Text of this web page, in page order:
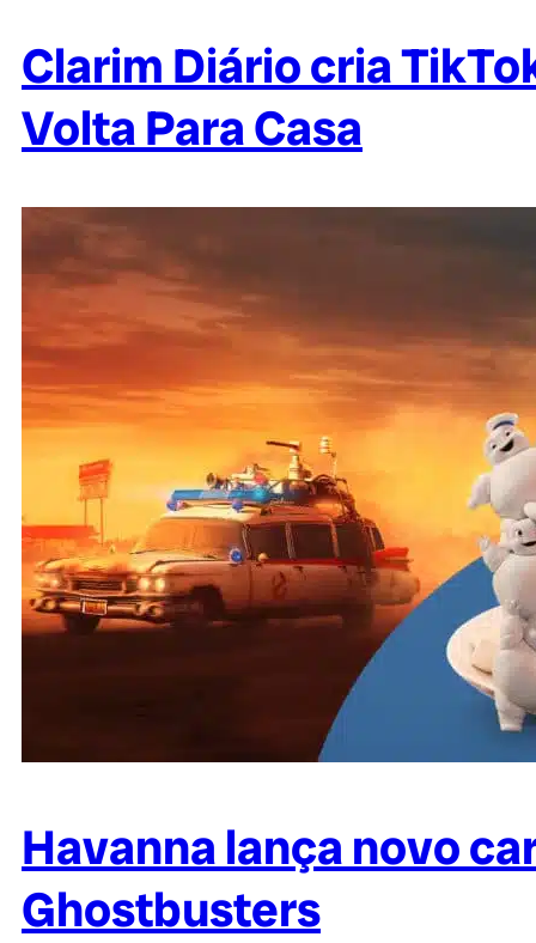
Clarim Diário cria
Volta Para Casa
Havanna lança novo
Ghostbusters